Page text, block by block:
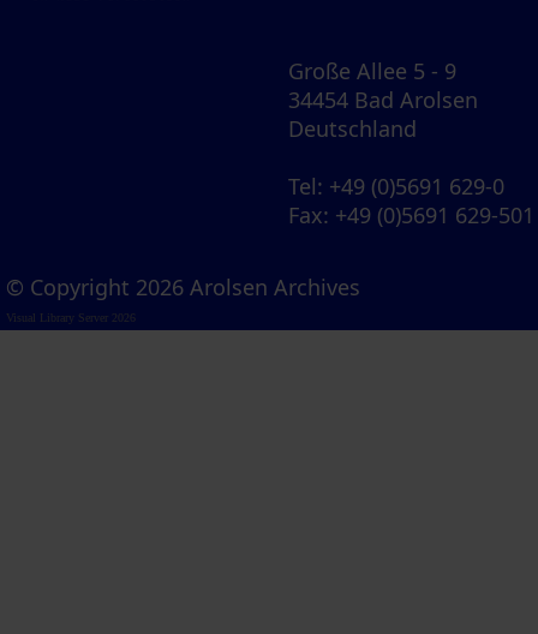
Große Allee 5 - 9
34454 Bad Arolsen
Deutschland
Tel: +49 (0)5691 629-0
Fax: +49 (0)5691 629-501
© Copyright 2026 Arolsen Archives
Visual Library Server 2026